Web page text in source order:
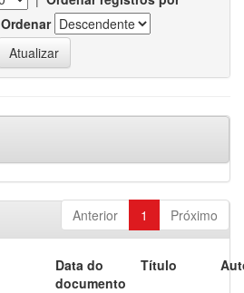
Ordenar
Anterior 1 Próximo
Data do
documento
Título